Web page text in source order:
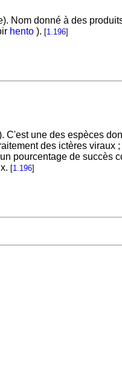
Nom donné à des
hento). [1.196]
C'est une des espèces
des ictères viraux
pourcentage de succès
[1.196]